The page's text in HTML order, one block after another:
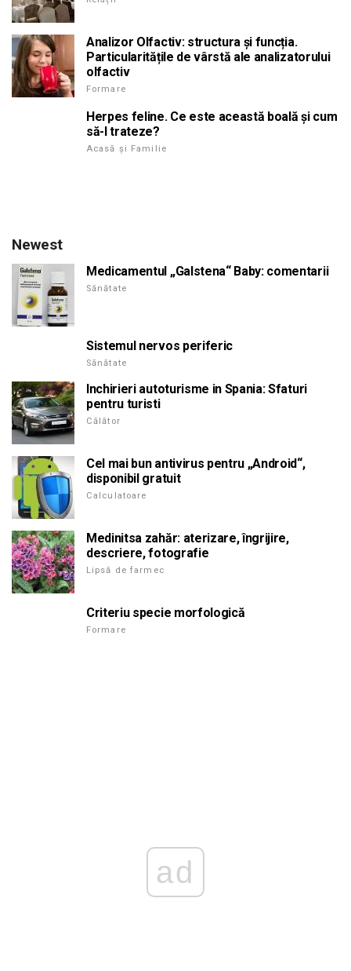
Analizor Olfactiv: structura și funcția.
Particularitățile de vârstă ale analizatorului
olfactiv
Formare
Herpes feline. Ce este această boală și cum
să-l trateze?
Acasă și Familie
Newest
Medicamentul „Galstena“ Baby: comentarii
Sănătate
Sistemul nervos periferic
Sănătate
Inchirieri autoturisme in Spania: Sfaturi
pentru turisti
Călător
Cel mai bun antivirus pentru „Android“,
disponibil gratuit
Calculatoare
Medinitsa zahăr: aterizare, îngrijire,
descriere, fotografie
Lipsă de farmec
Criteriu specie morfologică
Formare
ad